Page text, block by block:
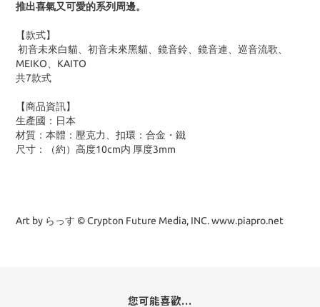
推出喜氣又可愛的系列周邊。
【款式】
初音未來白貓、初音未來黑貓、鏡音鈴、鏡音連、巡音流歌、
MEIKO、KAITO
共7款式
【商品資訊】
生產國：日本
材質：本體：壓克力、扣環：合金・鐵
尺寸：（約）高度10cm内 厚度3mm
Art by らっす © Crypton Future Media, INC. www.piapro.net
您可能喜歡...